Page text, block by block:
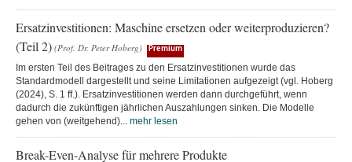
Ersatzinvestitionen: Maschine ersetzen oder weiterproduzieren?
(Teil 2) (Prof. Dr. Peter Hoberg) Premium
Im ersten Teil des Beitrages zu den Ersatzinvestitionen wurde das
Standardmodell dargestellt und seine Limitationen aufgezeigt (vgl. Hoberg
(2024), S. 1 ff.). Ersatzinvestitionen werden dann durchgeführt, wenn
dadurch die zukünftigen jährlichen Auszahlungen sinken. Die Modelle
gehen von (weitgehend)... mehr lesen
Break-Even-Analyse für mehrere Produkte